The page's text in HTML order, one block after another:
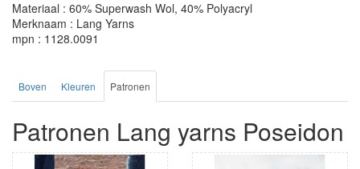
Materiaal : 60% Superwash Wol, 40% Polyacryl
Merknaam : Lang Yarns
mpn : 1128.0091
Boven Kleuren Patronen
Patronen Lang yarns Poseidon